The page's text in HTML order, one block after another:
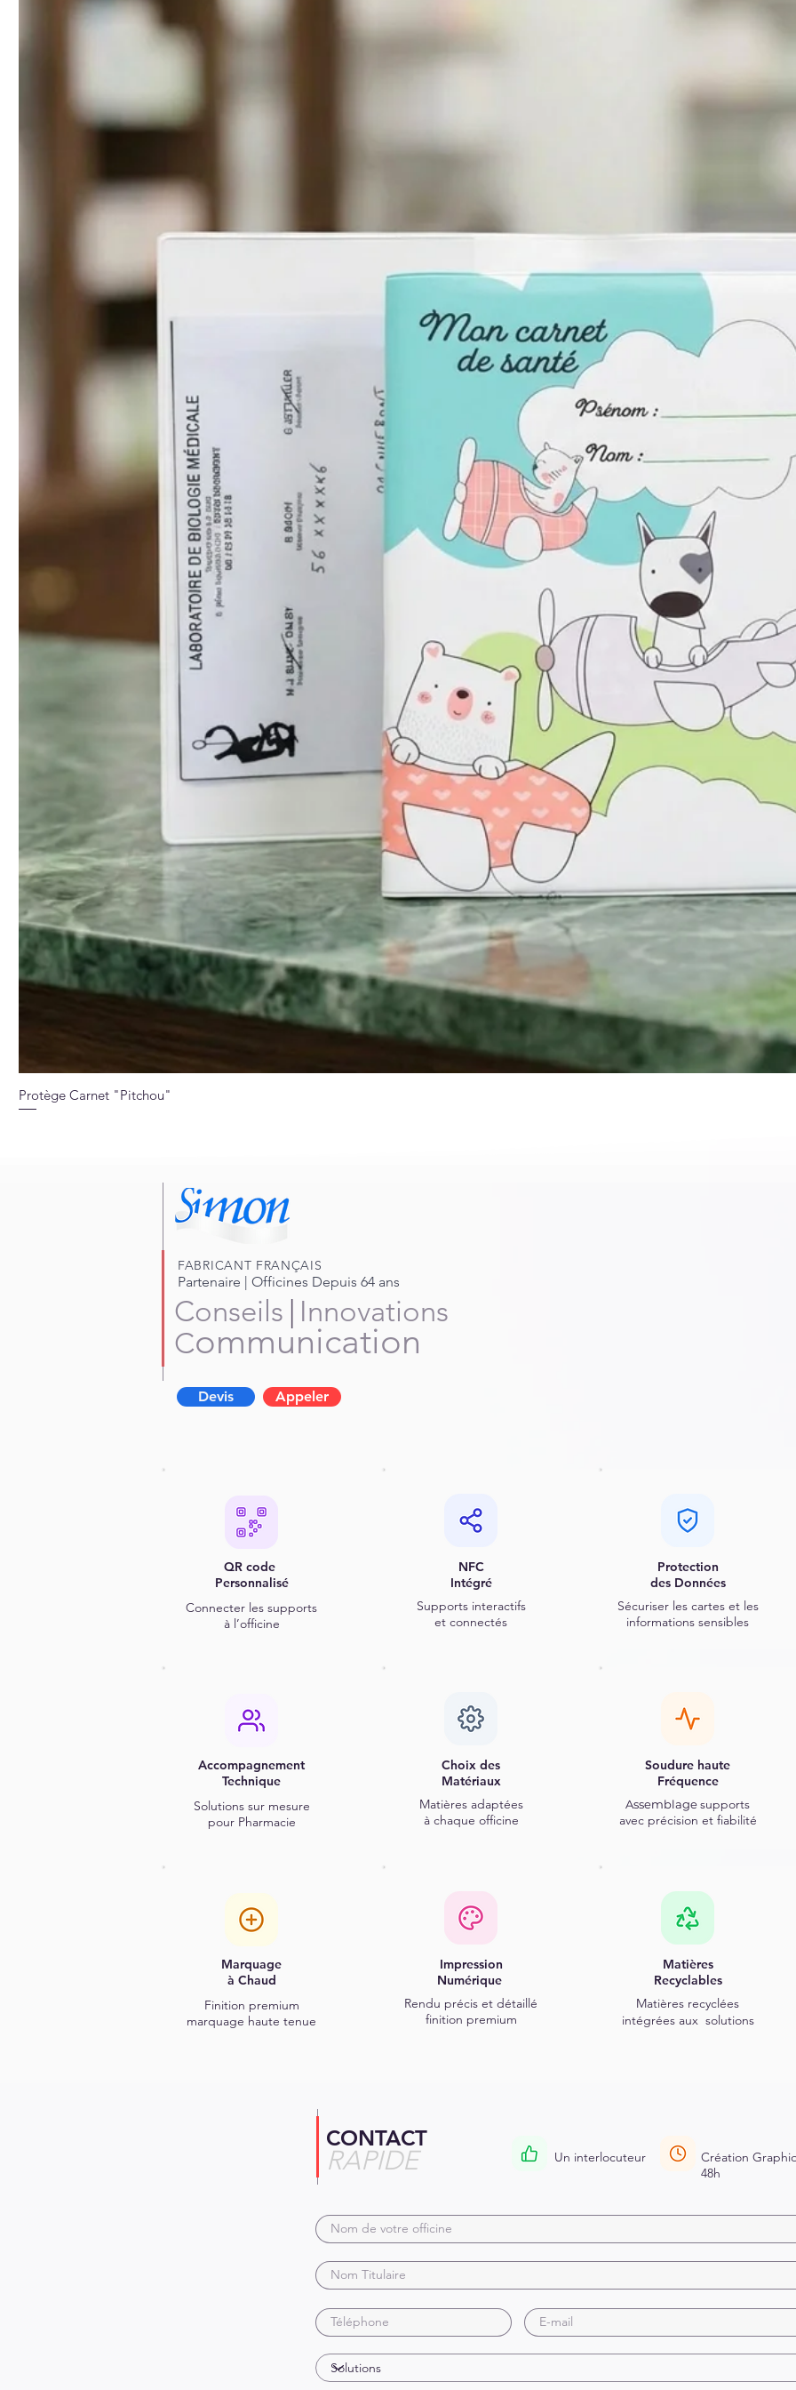
Protège Carnet "Pitchou"
FABRICANT FRANÇAIS
Partenaire | Officines Depuis 64 ans
Conseils Innovations
Communication
Devis Appeler
QR code
Personnalisé
Connecter les supports
à l’officine
NFC
Intégré
Supports interactifs
et connectés
Protection
des Données
Sécuriser les cartes et les
informations sensibles
Accompagnement
Technique
Solutions sur mesure
pour Pharmacie
Choix des
Matériaux
Matières adaptées
à chaque officine
Soudure haute
Fréquence
Assemblagesupports
avec précision et fiabilité
Marquage
à Chaud
Finition premium
marquage haute tenue
Impression
Numérique
Rendu précis et détaillé
finition premium
Matières
Recyclables
Matières recyclées
intégrées aux solutions
CONTACT
RAPIDE Un interlocuteur
Création
48h